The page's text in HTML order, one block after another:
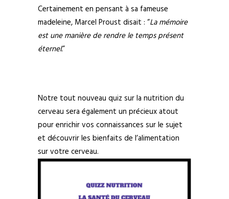
Certainement en pensant à sa fameuse
madeleine, Marcel Proust disait : “La mémoire
est une manière de rendre le temps présent
éternel.”
Notre tout nouveau quiz sur la nutrition du
cerveau sera également un précieux atout
pour enrichir vos connaissances sur le sujet
et découvrir les bienfaits de l’alimentation
sur votre cerveau.